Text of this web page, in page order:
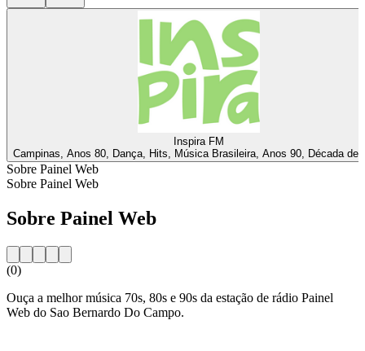
Inspira FM
Campinas, Anos 80, Dança, Hits, Música Brasileira, Anos 90, Década de
Sobre Painel Web
Sobre Painel Web
Sobre Painel Web
(0)
Ouça a melhor música 70s, 80s e 90s da estação de rádio Painel
Web do Sao Bernardo Do Campo.